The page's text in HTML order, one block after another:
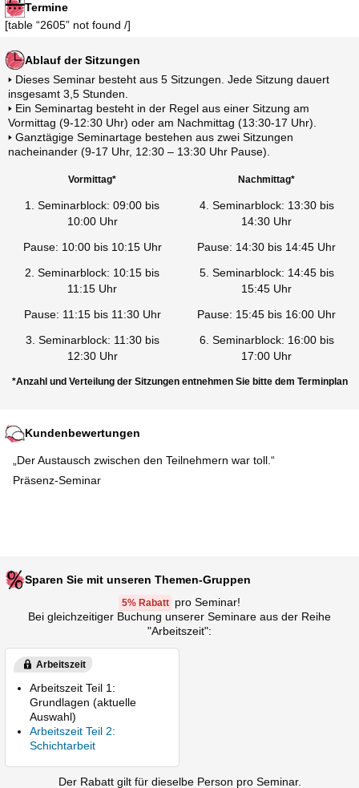
Termine
[table “2605” not found /]
Ablauf der Sitzungen
🢒 Dieses Seminar besteht aus 5 Sitzungen. Jede Sitzung dauert
insgesamt 3,5 Stunden.
🢒 Ein Seminartag besteht in der Regel aus einer Sitzung am
Vormittag (9-12:30 Uhr) oder am Nachmittag (13:30-17 Uhr).
🢒 Ganztägige Seminartage bestehen aus zwei Sitzungen
nacheinander (9-17 Uhr, 12:30 – 13:30 Uhr Pause).
Vormittag* Nachmittag*
1. Seminarblock: 09:00 bis
10:00 Uhr
4. Seminarblock: 13:30 bis
14:30 Uhr
Pause: 10:00 bis 10:15 Uhr
Pause: 14:30 bis 14:45 Uhr
2. Seminarblock: 10:15 bis
11:15 Uhr
5. Seminarblock: 14:45 bis
15:45 Uhr
Pause: 11:15 bis 11:30 Uhr
Pause: 15:45 bis 16:00 Uhr
3. Seminarblock: 11:30 bis
12:30 Uhr
6. Seminarblock: 16:00 bis
17:00 Uhr
*Anzahl und Verteilung der Sitzungen entnehmen Sie bitte dem Terminplan
Kundenbewertungen
„Der Austausch zwischen den Teilnehmern war toll.“
Präsenz-Seminar
Sparen Sie mit unseren Themen-Gruppen
5% Rabatt
pro Seminar!
Bei gleichzeitiger Buchung unserer Seminare aus der Reihe
"Arbeitszeit":
Arbeitszeit
Arbeitszeit Teil 1:
Grundlagen (aktuelle
Auswahl)
Arbeitszeit Teil 2:
Schichtarbeit
Der Rabatt gilt für dieselbe Person pro Seminar.